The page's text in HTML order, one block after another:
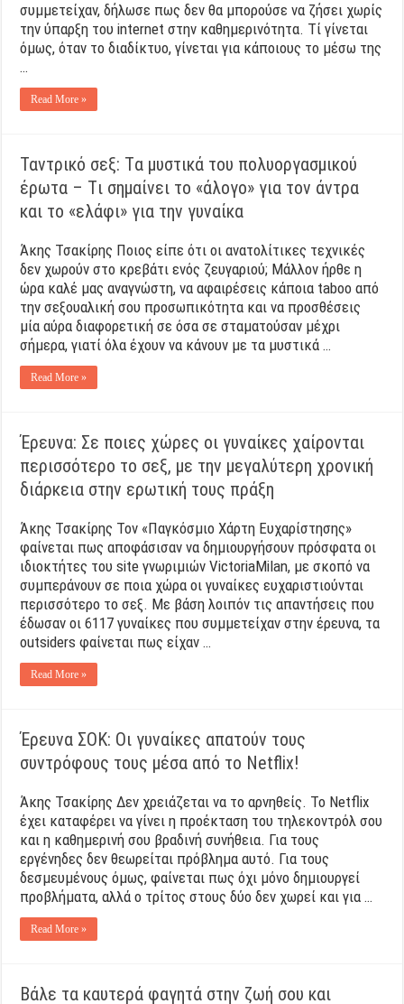
συμμετείχαν, δήλωσε πως δεν θα μπορούσε να ζήσει χωρίς
την ύπαρξη του internet στην καθημερινότητα. Τί γίνεται
όμως, όταν το διαδίκτυο, γίνεται για κάποιους το μέσω της
…
Read More »
Ταντρικό σεξ: Tα μυστικά του πολυοργασμικού
έρωτα – Tι σημαίνει το «άλογο» για τον άντρα
και το «ελάφι» για την γυναίκα
Άκης Τσακίρης Ποιος είπε ότι οι ανατολίτικες τεχνικές
δεν χωρούν στο κρεβάτι ενός ζευγαριού; Μάλλον ήρθε η
ώρα καλέ μας αναγνώστη, να αφαιρέσεις κάποια taboo από
την σεξουαλική σου προσωπικότητα και να προσθέσεις
μία αύρα διαφορετική σε όσα σε σταματούσαν μέχρι
σήμερα, γιατί όλα έχουν να κάνουν με τα μυστικά …
Read More »
Έρευνα: Σε ποιες χώρες οι γυναίκες χαίρονται
περισσότερο το σεξ, με την μεγαλύτερη χρονική
διάρκεια στην ερωτική τους πράξη
Άκης Τσακίρης Τον «Παγκόσμιο Χάρτη Ευχαρίστησης»
φαίνεται πως αποφάσισαν να δημιουργήσουν πρόσφατα οι
ιδιοκτήτες του site γνωριμιών VictoriaMilan, με σκοπό να
συμπεράνουν σε ποια χώρα οι γυναίκες ευχαριστιούνται
περισσότερο το σεξ. Με βάση λοιπόν τις απαντήσεις που
έδωσαν οι 6117 γυναίκες που συμμετείχαν στην έρευνα, τα
outsiders φαίνεται πως είχαν …
Read More »
Έρευνα ΣΟΚ: Οι γυναίκες απατούν τους
συντρόφους τους μέσα από το Netflix!
Άκης Τσακίρης Δεν χρειάζεται να το αρνηθείς. Το Netflix
έχει καταφέρει να γίνει η προέκταση του τηλεκοντρόλ σου
και η καθημερινή σου βραδινή συνήθεια. Για τους
εργένηδες δεν θεωρείται πρόβλημα αυτό. Για τους
δεσμευμένους όμως, φαίνεται πως όχι μόνο δημιουργεί
προβλήματα, αλλά ο τρίτος στους δύο δεν χωρεί και για …
Read More »
Βάλε τα καυτερά φαγητά στην ζωή σου και